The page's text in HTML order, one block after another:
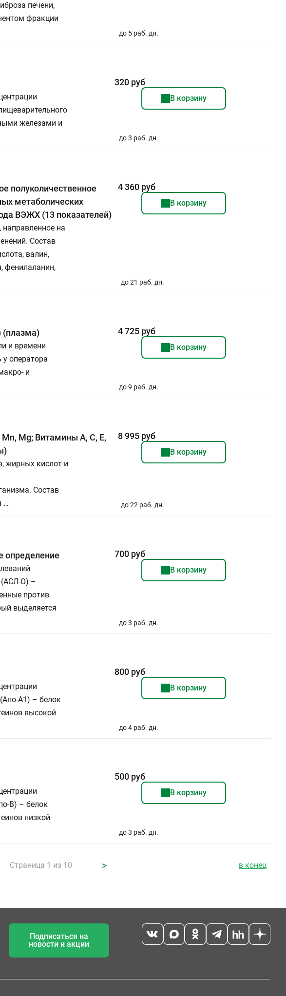
печени,
фракции
до 5 раб. дн.
железами и
320 руб
В корзину
до 3 раб. дн.
полуколичественное
метаболических
ВЭЖХ (13 показателей)
направленное на
Состав
валин,
фенилаланин,
4 360 руб
В корзину
до 21 раб. дн.
(плазма)
и времени
оператора
и
4 725 руб
В корзину
до 9 раб. дн.
Mg; Витамины A, C, E,
жирных кислот и
Состав
…
8 995 руб
В корзину
до 22 раб. дн.
определение
(АСЛ-О) –
против
выделяется
700 руб
В корзину
до 3 раб. дн.
А1) – белок
высокой
800 руб
В корзину
до 4 раб. дн.
В) – белок
низкой
500 руб
В корзину
до 3 раб. дн.
Страница 1 из 10 > в конец
Подписаться на
новости и акции